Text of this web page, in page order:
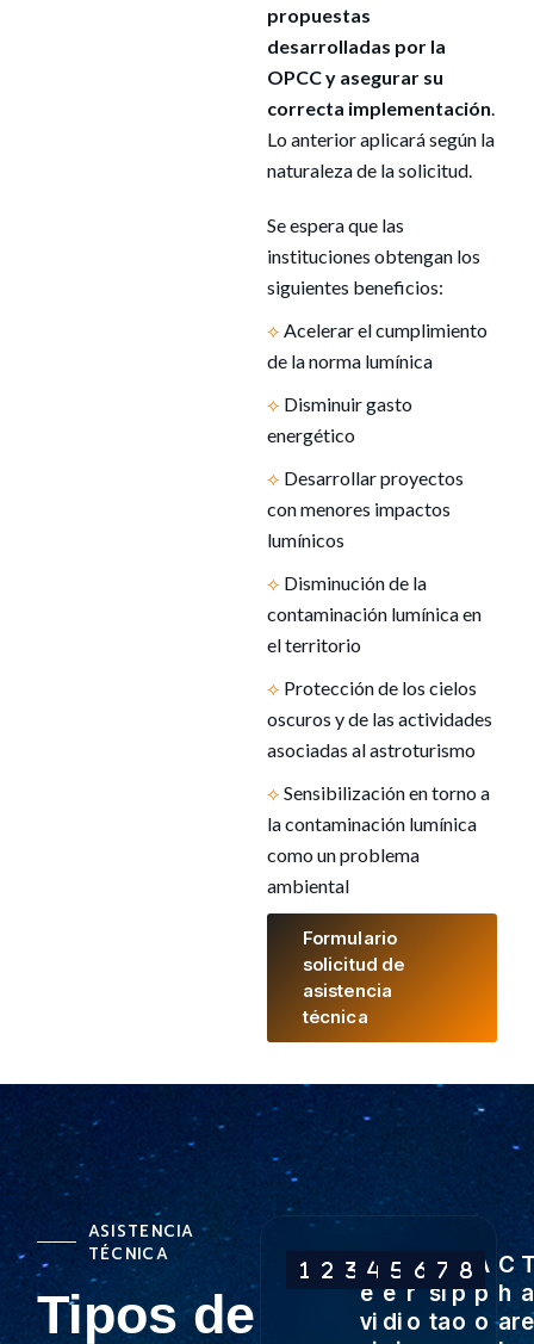
propuestas
desarrolladas por la
OPCC y asegurar su
correcta implementación.
Lo anterior aplicará según la
naturaleza de la solicitud.
Se espera que las
instituciones obtengan los
siguientes beneficios:
⟡ Acelerar el cumplimiento
de la norma lumínica
⟡ Disminuir gasto
energético
⟡ Desarrollar proyectos
con menores impactos
lumínicos
⟡ Disminución de la
contaminación lumínica en
el territorio
⟡ Protección de los cielos
oscuros y de las actividades
asociadas al astroturismo
⟡ Sensibilización en torno a
la contaminación lumínica
como un problema
ambiental
Formulario
solicitud de
asistencia
técnica
ASISTENCIA
TÉCNICA
Tipos de
R
e
vi
M
e
di
P
r
o
Vi
si
ta
A
p
o
A
p
o
C
h
ar